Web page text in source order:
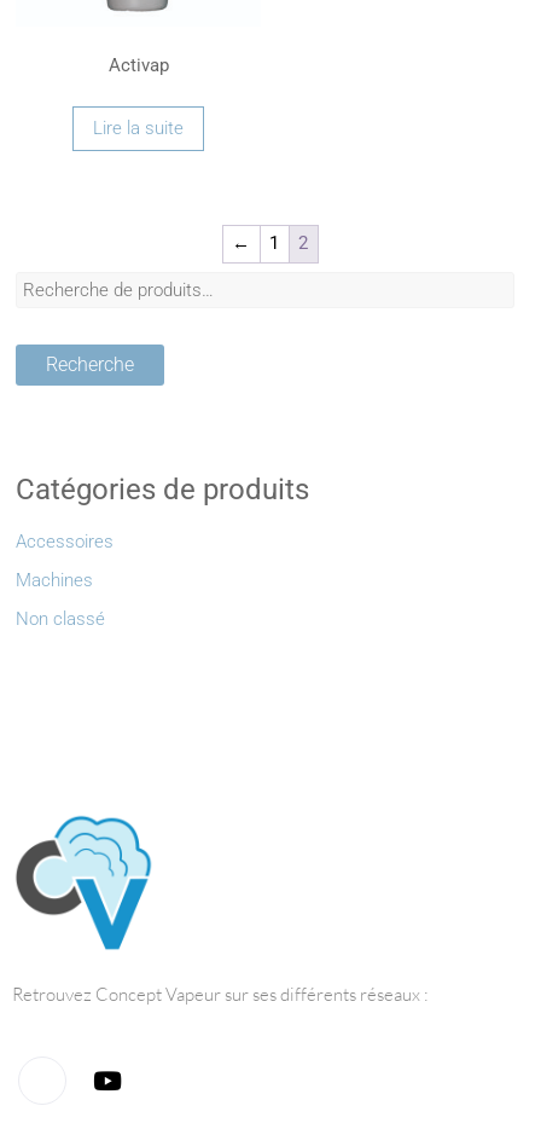
Activap
Lire la suite
← 1 2
Recherche
Catégories de produits
Accessoires
Machines
Non classé
Retrouvez Concept Vapeur sur ses différents réseaux :